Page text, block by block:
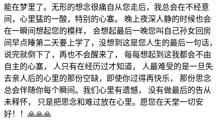
能在梦里了。无形的想念很痛自从您走后，我总会在不经意
间，心里猛的一酸，特别的心塞。 晚上夜深人静的时候也会
在一瞬间想起您的模样， 会想起最后一晚您叫自己孙女回房
间早点睡第二天要上学了，没想到这是您人生的最后一句话，
说完就倒下了，再也不会醒来了， 每每想起到这我都会不由
自主的心塞， 人只有在经历过才知道， 人最难受的是一旦失
去亲人后的心里的那份空缺，即使你过得再快乐， 那份思念
总会伴随你每个瞬间。我们心里有遗憾， 没有做最后的告从
未释怀， 只是把思念和难过放在心里。愿您在天堂一切安
好！！🙏🙏🙏